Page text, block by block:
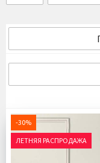
-30%
ЛЕТНЯЯ РАСПРОДАЖА